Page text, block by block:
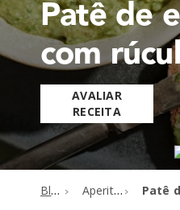
Patê de
com
AVALIAR
RECEITA
Blog Aperitivos